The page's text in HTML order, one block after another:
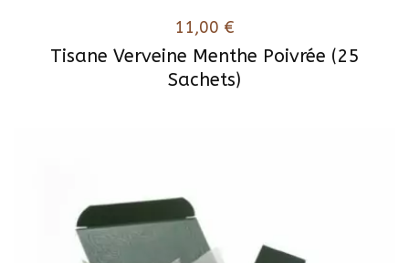
Tisane Verveine Menthe Poivrée (25
Sachets)
11,00 €